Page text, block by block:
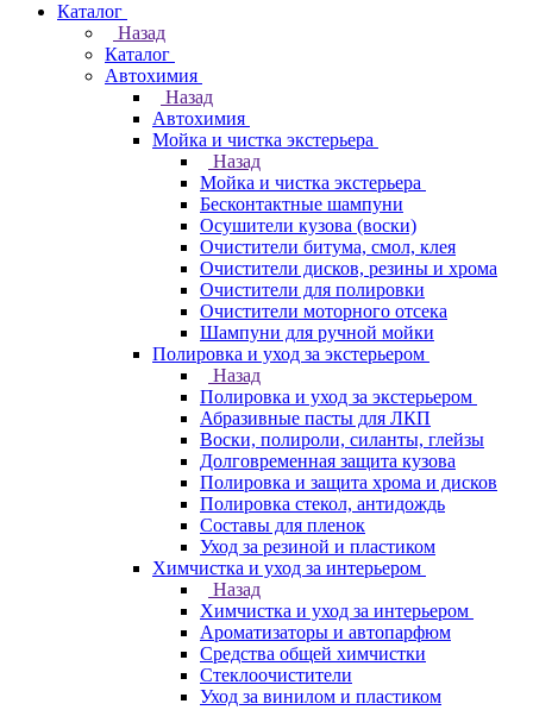
Каталог
Назад
Каталог
Автохимия
Назад
Автохимия
Мойка и чистка экстерьера
Назад
Мойка и чистка экстерьера
Бесконтактные шампуни
Осушители кузова (воски)
Очистители битума, смол, клея
Очистители дисков, резины и хрома
Очистители для полировки
Очистители моторного отсека
Шампуни для ручной мойки
Полировка и уход за экстерьером
Назад
Полировка и уход за экстерьером
Абразивные пасты для ЛКП
Воски, полироли, силанты, глейзы
Долговременная защита кузова
Полировка и защита хрома и дисков
Полировка стекол, антидождь
Составы для пленок
Уход за резиной и пластиком
Химчистка и уход за интерьером
Назад
Химчистка и уход за интерьером
Ароматизаторы и автопарфюм
Средства общей химчистки
Стеклоочистители
Уход за винилом и пластиком